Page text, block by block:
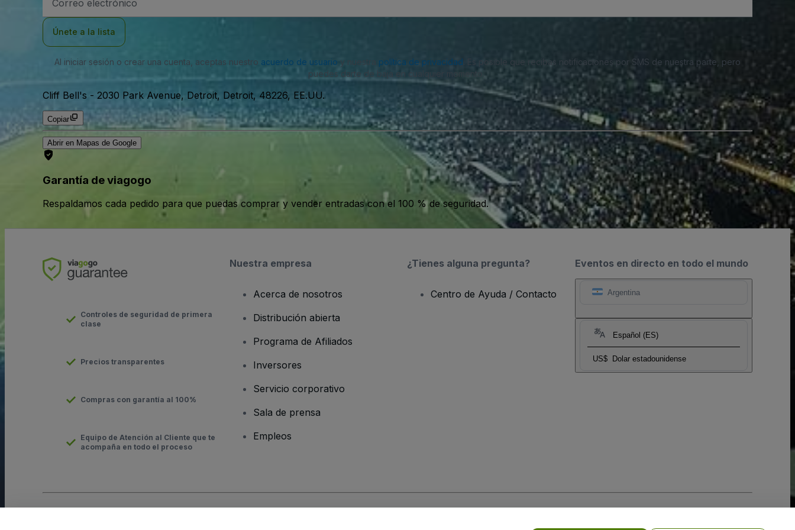
de
Únete a la lista
Al iniciar sesión o crear una cuenta, aceptas nuestro acuerdo de usuario política de privacidad . Es posible que recibas notificaciones por SMS de nuestra parte, pero
puedes darte de baja en cualquier momento.
Cliff Bell's - 2030 Park Avenue, Detroit, Detroit, 48226, EE.UU.
Copiar
Abrir en Mapas de Google
Garantía de viagogo
Respaldamos cada pedido para que puedas comprar y vender entradas con el 100 % de seguridad.
Eventos en directo en todo el mundo
Argentina
Español (ES)
US$ Dolar estadounidense
Controles de seguridad de primera
clase
Precios transparentes
Compras con garantía al 100%
Equipo de Atención al Cliente que te
acompaña en todo el proceso
Nuestra empresa
Acerca de nosotros
Distribución abierta
Programa de Afiliados
Inversores
Servicio corporativo
Sala de prensa
Empleos
¿Tienes alguna pregunta?
Centro de Ayuda / Contacto